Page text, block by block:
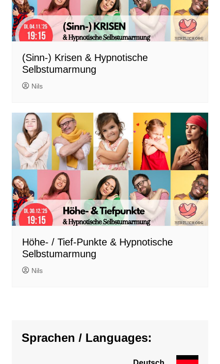
(Sinn-) Krisen & Hypnotische
Selbstumarmung
Nils
Höhe- / Tief-Punkte & Hypnotische
Selbstumarmung
Nils
Sprachen / Languages: